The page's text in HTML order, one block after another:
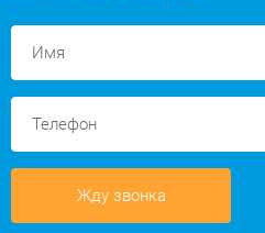
Жду звонка